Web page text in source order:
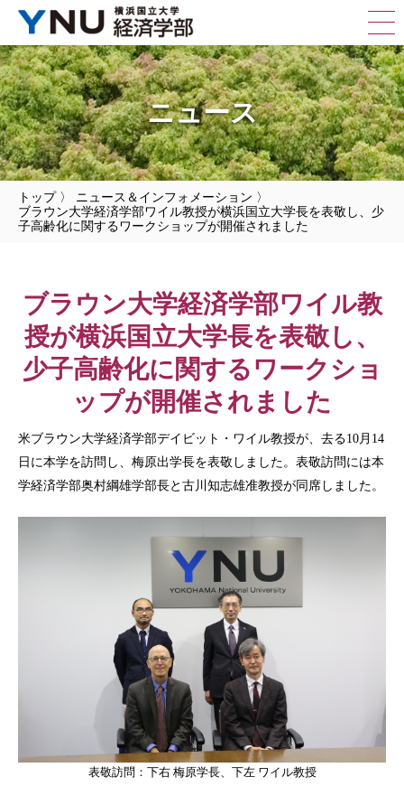
ニュース
トップ〉 ニュース＆インフォメーション 〉
ブラウン大学経済学部ワイル教授が横浜国立大学長を表敬し、少
子高齢化に関するワークショップが開催されました
ブラウン大学経済学部ワイル教
授が横浜国立大学長を表敬し、
少子高齢化に関するワークショ
ップが開催されました
米ブラウン大学経済学部デイビット・ワイル教授が、去る10月14
日に本学を訪問し、梅原出学長を表敬しました。表敬訪問には本
学経済学部奥村綱雄学部長と古川知志雄准教授が同席しました。
表敬訪問：下右 梅原学長、下左 ワイル教授